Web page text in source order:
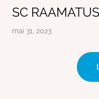
SC
mai 31, 2023